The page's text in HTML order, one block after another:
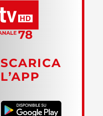
SCARICA
L’APP